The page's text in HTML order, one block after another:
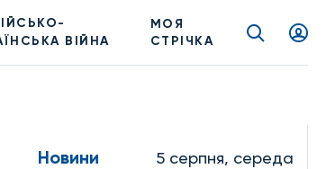
ВІЙНА
МОЯ
СТРІЧКА
Новини 5 серпня, середа